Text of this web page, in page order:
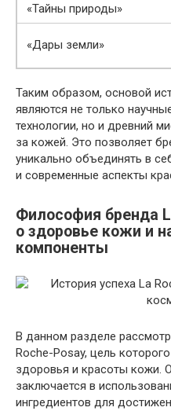
«Тайны природы»
«Дары земли»
Таким образом, основой
являются не только
технологии, но и древний
за кожей. Это позволяет
уникально объединять в
и современные аспекты
Философия бренда
о здоровье кожи и
компоненты
В данном разделе
Roche-Posay, цель
здоровья и красоты кожи.
заключается в
ингредиентов для